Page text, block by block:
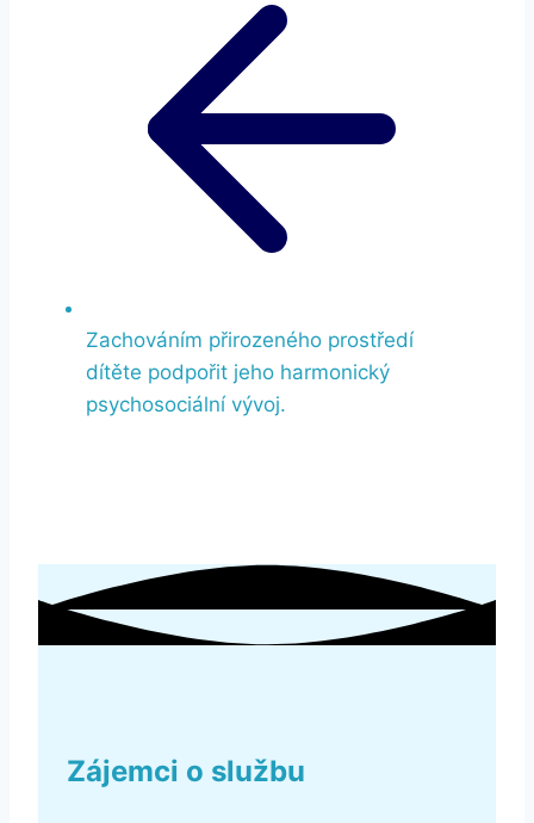
Zachováním přirozeného prostředí
dítěte podpořit jeho harmonický
psychosociální vývoj.
Zájemci o službu